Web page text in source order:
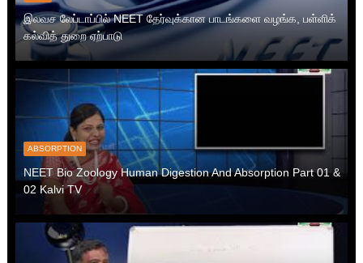
இலவச லேப்டாப்பில் NEET தேர்வுக்கான பாடங்களை வழங்க, பள்ளிக்
கல்வித் துறை ஏற்பாடு
ABSORPTION
NEET Bio Zoology Human Digestion And Absorption Part 01 &
02 Kalvi TV